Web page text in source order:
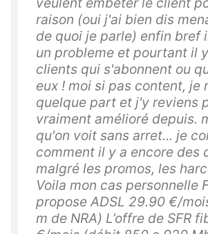
raison (oui j'ai bien dis
de quoi je parle) enfin bref
un probleme et pourtant il
clients qui s'abonnent ou
eux ! moi si pas content, je
quelque part et j'y reviens
vraiment amélioré depuis.
qu'on voit sans arret... je
comment il y a encore des
malgré les promos, les
Voila mon cas personnelle
propose ADSL 29.90 €/
m de NRA) L’offre de SFR